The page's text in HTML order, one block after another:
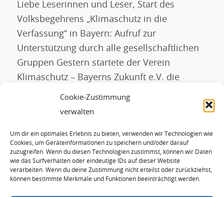
Cookie-Zustimmung
verwalten
Um dir ein optimales Erlebnis zu bieten, verwenden wir Technologien wie
Cookies, um Geräteinformationen zu speichern und/oder darauf
zuzugreifen. Wenn du diesen Technologien zustimmst, können wir Daten
wie das Surfverhalten oder eindeutige IDs auf dieser Website
verarbeiten. Wenn du deine Zustimmung nicht erteilst oder zurückziehst,
können bestimmte Merkmale und Funktionen beeinträchtigt werden.
Liebe Leserinnen und Leser, Start des
Volksbegehrens „Klimaschutz in die
Verfassung“ in Bayern: Aufruf zur
Unterstützung durch alle gesellschaftlichen
Gruppen Gestern startete der Verein
Klimaschutz – Bayerns Zukunft e.V. die
Unterschriftenaktion für das Volksbegehren
Klimaschutz in die Bayerische Verfassung.
erforderlichen 25 000 Unterschriften
sammeln, um dann die […]